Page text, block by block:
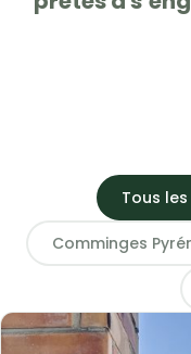
Comminges
Tous